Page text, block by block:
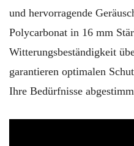
und hervorragende
Polycarbonat in 16 mm
Witterungsbeständigkeit
garantieren optimalen
Ihre Bedürfnisse